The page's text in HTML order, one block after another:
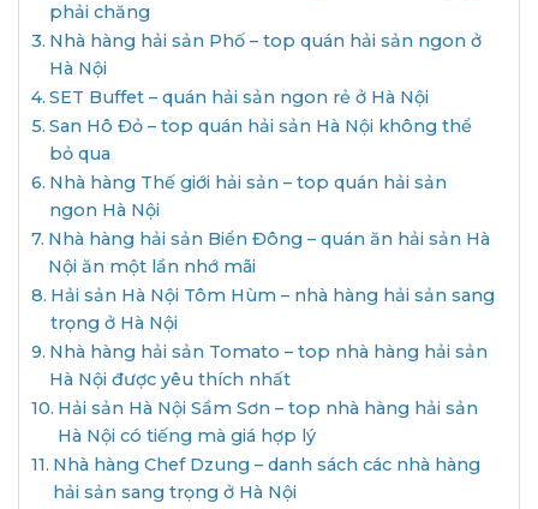
phải chăng
Nhà hàng hải sản Phố – top quán hải sản ngon ở
Hà Nội
SET Buffet – quán hải sản ngon rẻ ở Hà Nội
San Hô Đỏ – top quán hải sản Hà Nội không thể
bỏ qua
Nhà hàng Thế giới hải sản – top quán hải sản
ngon Hà Nội
Nhà hàng hải sản Biển Đông – quán ăn hải sản Hà
Nội ăn một lần nhớ mãi
Hải sản Hà Nội Tôm Hùm – nhà hàng hải sản sang
trọng ở Hà Nội
Nhà hàng hải sản Tomato – top nhà hàng hải sản
Hà Nội được yêu thích nhất
Hải sản Hà Nội Sầm Sơn – top nhà hàng hải sản
Hà Nội có tiếng mà giá hợp lý
Nhà hàng Chef Dzung – danh sách các nhà hàng
hải sản sang trọng ở Hà Nội